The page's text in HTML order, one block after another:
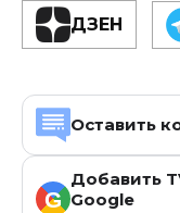
ДЗЕН
Оставить
G
Добавить
Google